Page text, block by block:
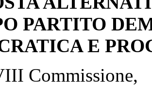
PARTITO
E
Commissione,